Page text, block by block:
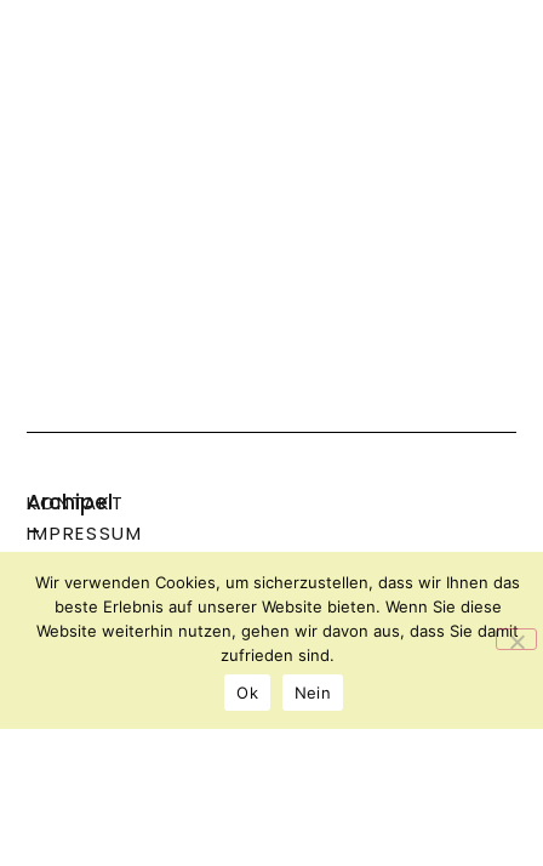
Archipel
–
für
Kunst
KONTAKT
IMPRESSUM
Wir verwenden Cookies, um sicherzustellen, dass wir Ihnen das
beste Erlebnis auf unserer Website bieten. Wenn Sie diese
Website weiterhin nutzen, gehen wir davon aus, dass Sie damit
zufrieden sind.
Ok
Nein